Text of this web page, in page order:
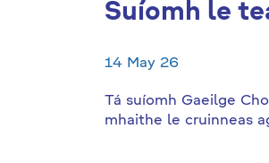
Suíomh le
14 May 26
Tá suíomh Gaeilge
mhaithe le cruinneas